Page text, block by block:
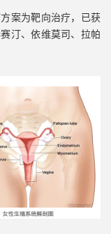
案为靶向治疗，已获
汀、依维莫司、拉帕